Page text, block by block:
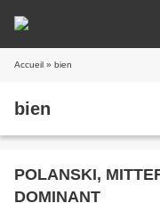
Accueil » bien
bien
POLANSKI, MITTERRAND : LE
DOMINANT